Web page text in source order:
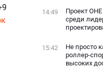
14:49
Проект ОНЕ
среди
15:42
Не просто
роллер-
высоких